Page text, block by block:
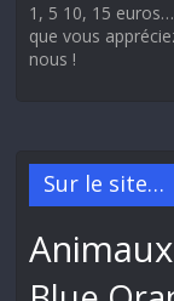
1, 5 10, 15
que vous
nous !
Sur le site…
Animaux